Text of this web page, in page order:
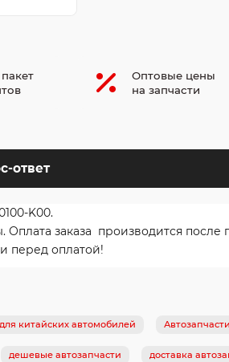
Оптовые цены
на запчасти
ответ
K00.
заказа производится после
перед оплатой!
китайских автомобилей
дешевые автозапчасти доставка